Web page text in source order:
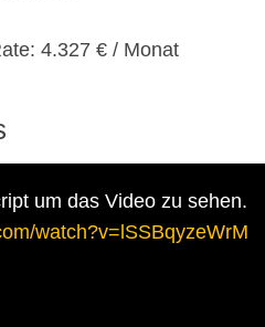
4.327 € / Monat
um das Video zu sehen.
watch?v=lSSBqyzeWrM